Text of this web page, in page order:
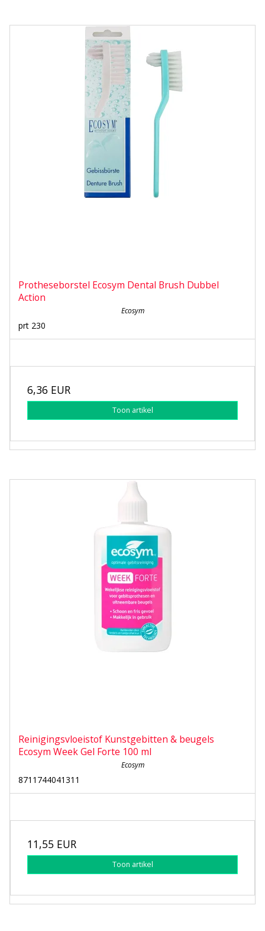
Protheseborstel Ecosym Dental Brush Dubbel
Action
Ecosym
prt 230
6,36 EUR
Toon artikel
Reinigingsvloeistof Kunstgebitten & beugels
Ecosym Week Gel Forte 100 ml
Ecosym
8711744041311
11,55 EUR
Toon artikel